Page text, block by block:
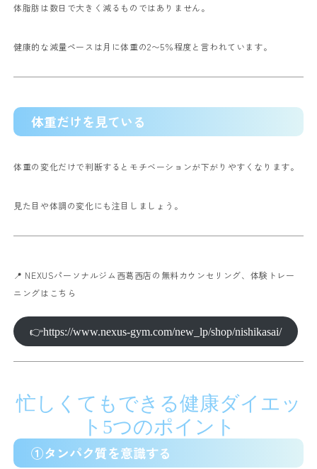
体脂肪は数日で大きく減るものではありません。
健康的な減量ペースは月に体重の2〜5％程度と言われています。
体重だけを見ている
体重の変化だけで判断するとモチベーションが下がりやすくなります。
見た目や体調の変化にも注目しましょう。
📍 NEXUSパーソナルジム西葛西店の無料カウンセリング、体験トレー
ニングはこちら
👉https://www.nexus-gym.com/new_lp/shop/nishikasai/
忙しくてもできる健康ダイエッ
ト5つのポイント
①タンパク質を意識する